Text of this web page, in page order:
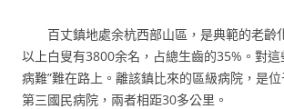
百丈鎮地處余杭西部山區，是典範的老齡
以上白叟有3800余名，占總生齒的35%。對這
病難”難在路上。離該鎮比來的區級病院，是
第三國民病院，兩者相距30多公里。